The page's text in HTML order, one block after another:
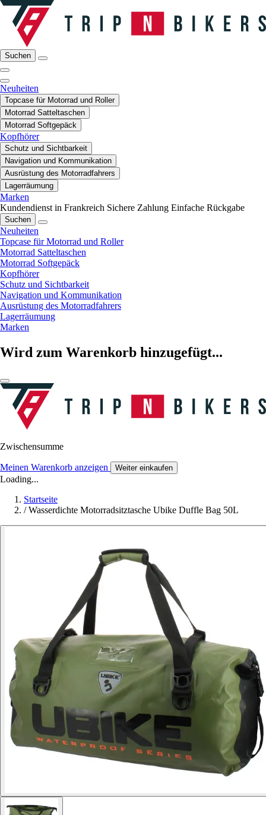
Suchen
Neuheiten
Topcase für Motorrad und Roller
Motorrad Satteltaschen
Motorrad Softgepäck
Kopfhörer
Schutz und Sichtbarkeit
Navigation und Kommunikation
Ausrüstung des Motorradfahrers
Lagerräumung
Marken
Kundendienst in Frankreich Sichere Zahlung Einfache Rückgabe
Suchen
Neuheiten
Topcase für Motorrad und Roller
Motorrad Satteltaschen
Motorrad Softgepäck
Kopfhörer
Schutz und Sichtbarkeit
Navigation und Kommunikation
Ausrüstung des Motorradfahrers
Lagerräumung
Marken
Wird zum Warenkorb hinzugefügt...
Zwischensumme
Meinen Warenkorb anzeigen Weiter einkaufen
Loading...
Startseite
/ Wasserdichte Motorradsitztasche Ubike Duffle Bag 50L